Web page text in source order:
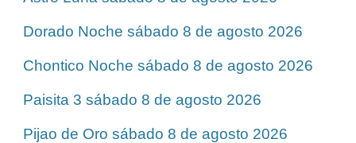
Dorado Noche sábado 8 de agosto 2026
Chontico Noche sábado 8 de agosto 2026
Paisita 3 sábado 8 de agosto 2026
Pijao de Oro sábado 8 de agosto 2026